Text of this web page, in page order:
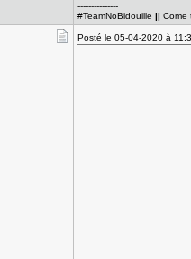
---------------
#TeamNoBidouille||Come
Posté le 05-04-2020 à